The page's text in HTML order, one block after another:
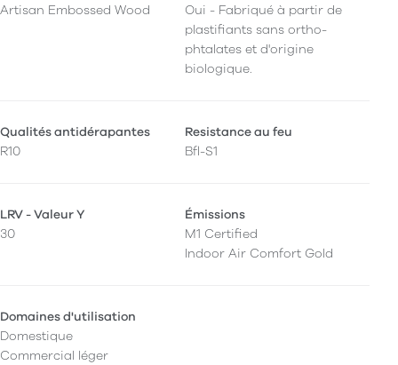
Artisan Embossed Wood
Oui - Fabriqué à partir de
plastifiants sans ortho-
phtalates et d'origine
biologique.
Qualités antidérapantes
R10
Resistance au feu
Bfl-S1
LRV - Valeur Y
30
Émissions
M1 Certified
Indoor Air Comfort Gold
Domaines d'utilisation
Domestique
Commercial léger